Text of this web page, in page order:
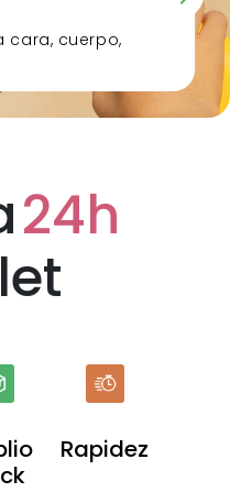
cara, cuerpo,
24h
Rapidez